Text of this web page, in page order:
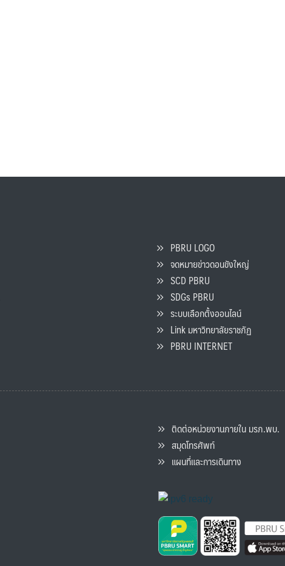
PBRU LOGO
จดหมายข่าวดอนขังใหญ่
SCD PBRU
SDGs PBRU
ระบบเลือกตั้งออนไลน์
Link มหาวิทยาลัยราชภัฏ
PBRU INTERNET
ติดต่อหน่วยงานภายใน มรภ.พบ.
สมุดโทรศัพท์
แผนที่และการเดินทาง